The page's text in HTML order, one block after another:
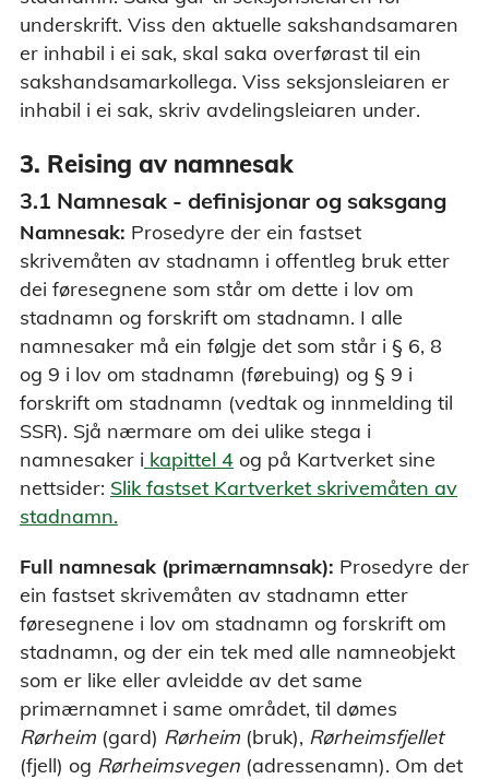
underskrift. Viss den aktuelle sakshandsamaren
er inhabil i ei sak, skal saka overførast til ein
sakshandsamarkollega. Viss seksjonsleiaren er
inhabil i ei sak, skriv avdelingsleiaren under.
3. Reising av namnesak
3.1 Namnesak - definisjonar og saksgang
Namnesak: Prosedyre der ein fastset
skrivemåten av stadnamn i offentleg bruk etter
dei føresegnene som står om dette i lov om
stadnamn og forskrift om stadnamn. I alle
namnesaker må ein følgje det som står i § 6, 8
og 9 i lov om stadnamn (førebuing) og § 9 i
forskrift om stadnamn (vedtak og innmelding til
SSR). Sjå nærmare om dei ulike stega i
namnesaker i kapittel 4 og på Kartverket sine
nettsider: Slik fastset Kartverket skrivemåten av
stadnamn.
Full namnesak (primærnamnsak): Prosedyre der
ein fastset skrivemåten av stadnamn etter
føresegnene i lov om stadnamn og forskrift om
stadnamn, og der ein tek med alle namneobjekt
som er like eller avleidde av det same
primærnamnet i same området, til dømes
Rørheim (gard) Rørheim (bruk), Rørheimsfjellet
(fjell) og Rørheimsvegen (adressenamn). Om det